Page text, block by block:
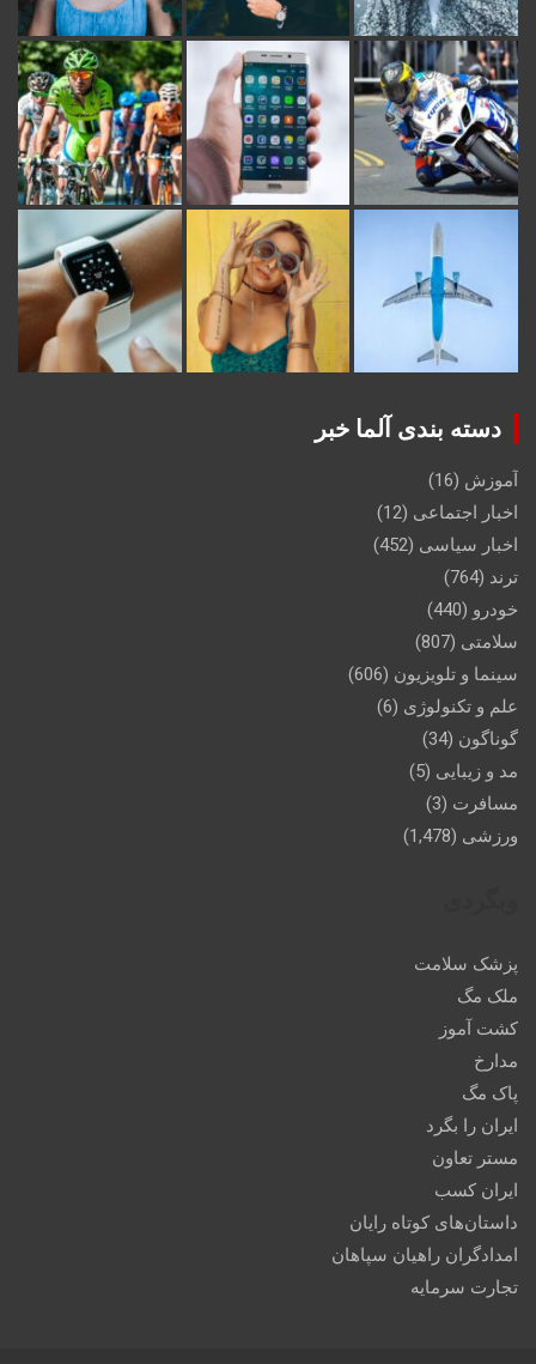
دسته بندی آلما خبر
آموزش (16)
اخبار اجتماعی (12)
اخبار سیاسی (452)
ترند (764)
خودرو (440)
سلامتی (807)
سینما و تلویزیون (606)
علم و تکنولوژی (6)
گوناگون (34)
مد و زیبایی (5)
مسافرت (3)
ورزشی (1,478)
پزشک سلامت
ملک مگ
کشت آموز
مدارخ
پاک مگ
ایران را بگرد
مستر تعاون
ایران کسب
داستان‌های کوتاه رایان
امدادگران راهیان سپاهان
تجارت سرمایه